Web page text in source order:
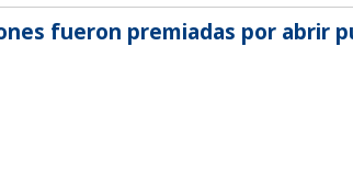
fueron premiadas por abrir